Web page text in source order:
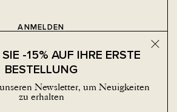
-15% AUF IHRE ERSTE
BESTELLUNG
Newsletter, um Neuigkeiten
zu erhalten